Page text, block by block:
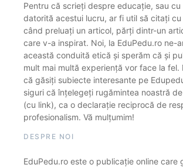
Pentru că scrieți despre educație, sau
datorită acestui lucru, ar fi util să citați
când preluați un articol, părți dintr-un
care v-a inspirat. Noi, la EduPedu.ro ne-
această conduită etică și sperăm că și
mult mai multă experiență vor face la fel.
că găsiți subiecte interesante pe
siguri că înțelegeți rugămintea noastră
(cu link), ca o declarație reciprocă de
profesionalism. Vă mulțumim!
DESPRE NOI
EduPedu.ro este o publicație online care